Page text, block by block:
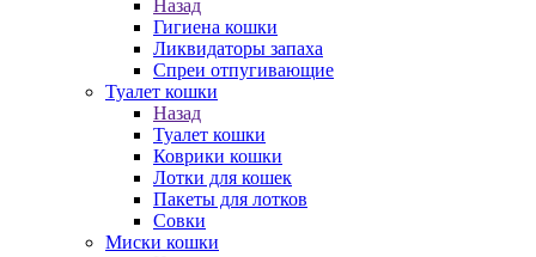
Назад
Гигиена кошки
Ликвидаторы запаха
Спреи отпугивающие
Туалет кошки
Назад
Туалет кошки
Коврики кошки
Лотки для кошек
Пакеты для лотков
Совки
Миски кошки